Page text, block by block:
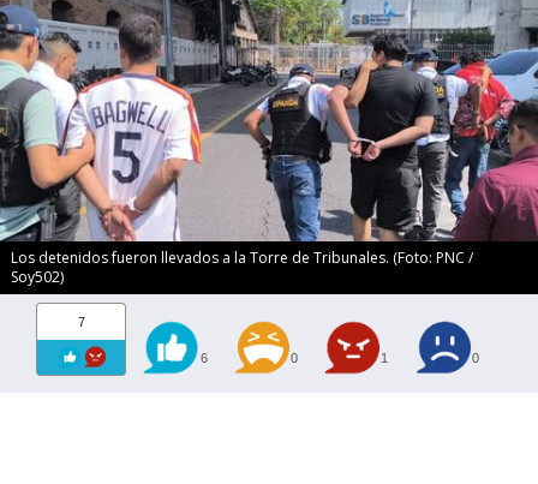
Los detenidos fueron llevados a la Torre de Tribunales. (Foto: PNC /
Soy502)
7
6 0 1 0